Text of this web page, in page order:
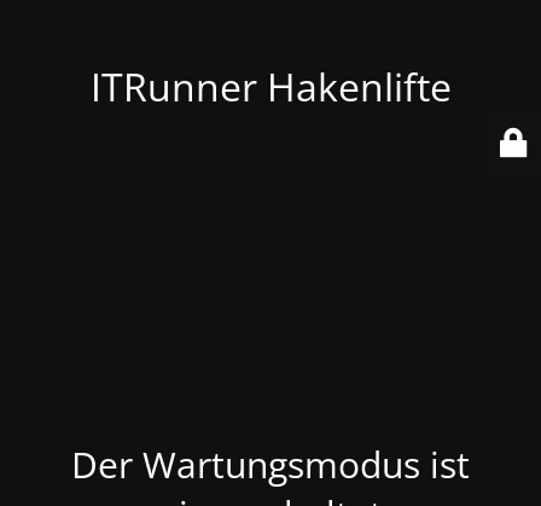
ITRunner Hakenlifte
Der Wartungsmodus ist